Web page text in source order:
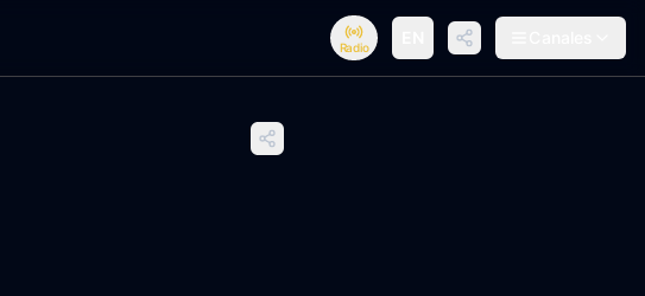
Radio